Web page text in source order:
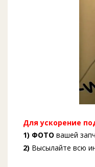
Для ускорение
1) ФОТО вашей
2) Высылайте всю